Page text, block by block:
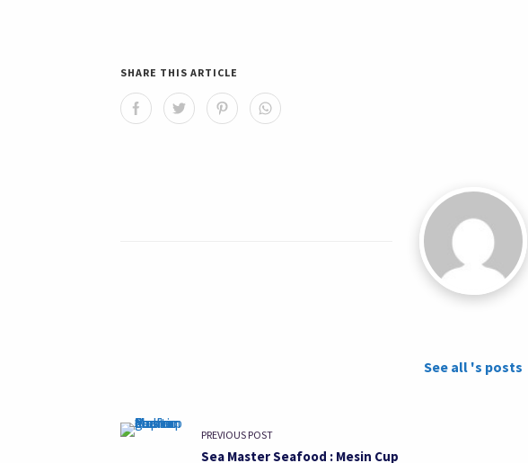
SHARE THIS ARTICLE
See all 's posts
PREVIOUS POST
Sea Master Seafood : Mesin Cup